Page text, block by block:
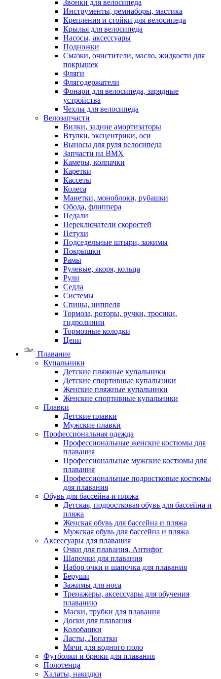
Звонки для велосипеда
Инструменты, ремнаборы, мастика
Крепления и стойки для велосипеда
Крылья для велосипеда
Насосы, аксессуары
Подножки
Смазки, очистители, масло, жидкости для
покрышек
Фляги
Флягодержатели
Фонари для велосипеда, зарядные
устройства
Чехлы для велосипеда
Велозапчасти
Вилки, задние амортизаторы
Втулки, эксцентрики, оси
Выносы для руля велосипеда
Запчасти на BMX
Камеры, колпачки
Каретки
Кассеты
Колеса
Манетки, моноблоки, рубашки
Обода, флиппера
Педали
Переключатели скоростей
Петухи
Подседельные штыри, зажимы
Покрышки
Рамы
Рулевые, якоря, кольца
Рули
Седла
Системы
Спицы, ниппеля
Тормоза, роторы, ручки, тросики,
гидролинии
Тормозные колодки
Цепи
Плавание
Купальники
Детские пляжные купальники
Детские спортивные купальники
Женские пляжные купальники
Женские спортивные купальники
Плавки
Детские плавки
Мужские плавки
Профессиональная одежда
Профессиональные женские костюмы для
плавания
Профессиональные мужские костюмы для
плавания
Профессиональные подростковые костюмы
для плавания
Обувь для бассейна и пляжа
Детская, подростковая обувь для бассейна и
пляжа
Женская обувь для бассейна и пляжа
Мужская обувь для бассейна и пляжа
Аксессуары для плавания
Очки для плавания, Антифог
Шапочки для плавания
Набор очки и шапочка для плавания
Беруши
Зажимы для носа
Тренажеры, аксессуары для обучения
плаванию
Маски, трубки для плавания
Доски для плавания
Колобашки
Ласты, Лопатки
Мячи для водного поло
Футболки и брюки для плавания
Полотенца
Халаты, накидки